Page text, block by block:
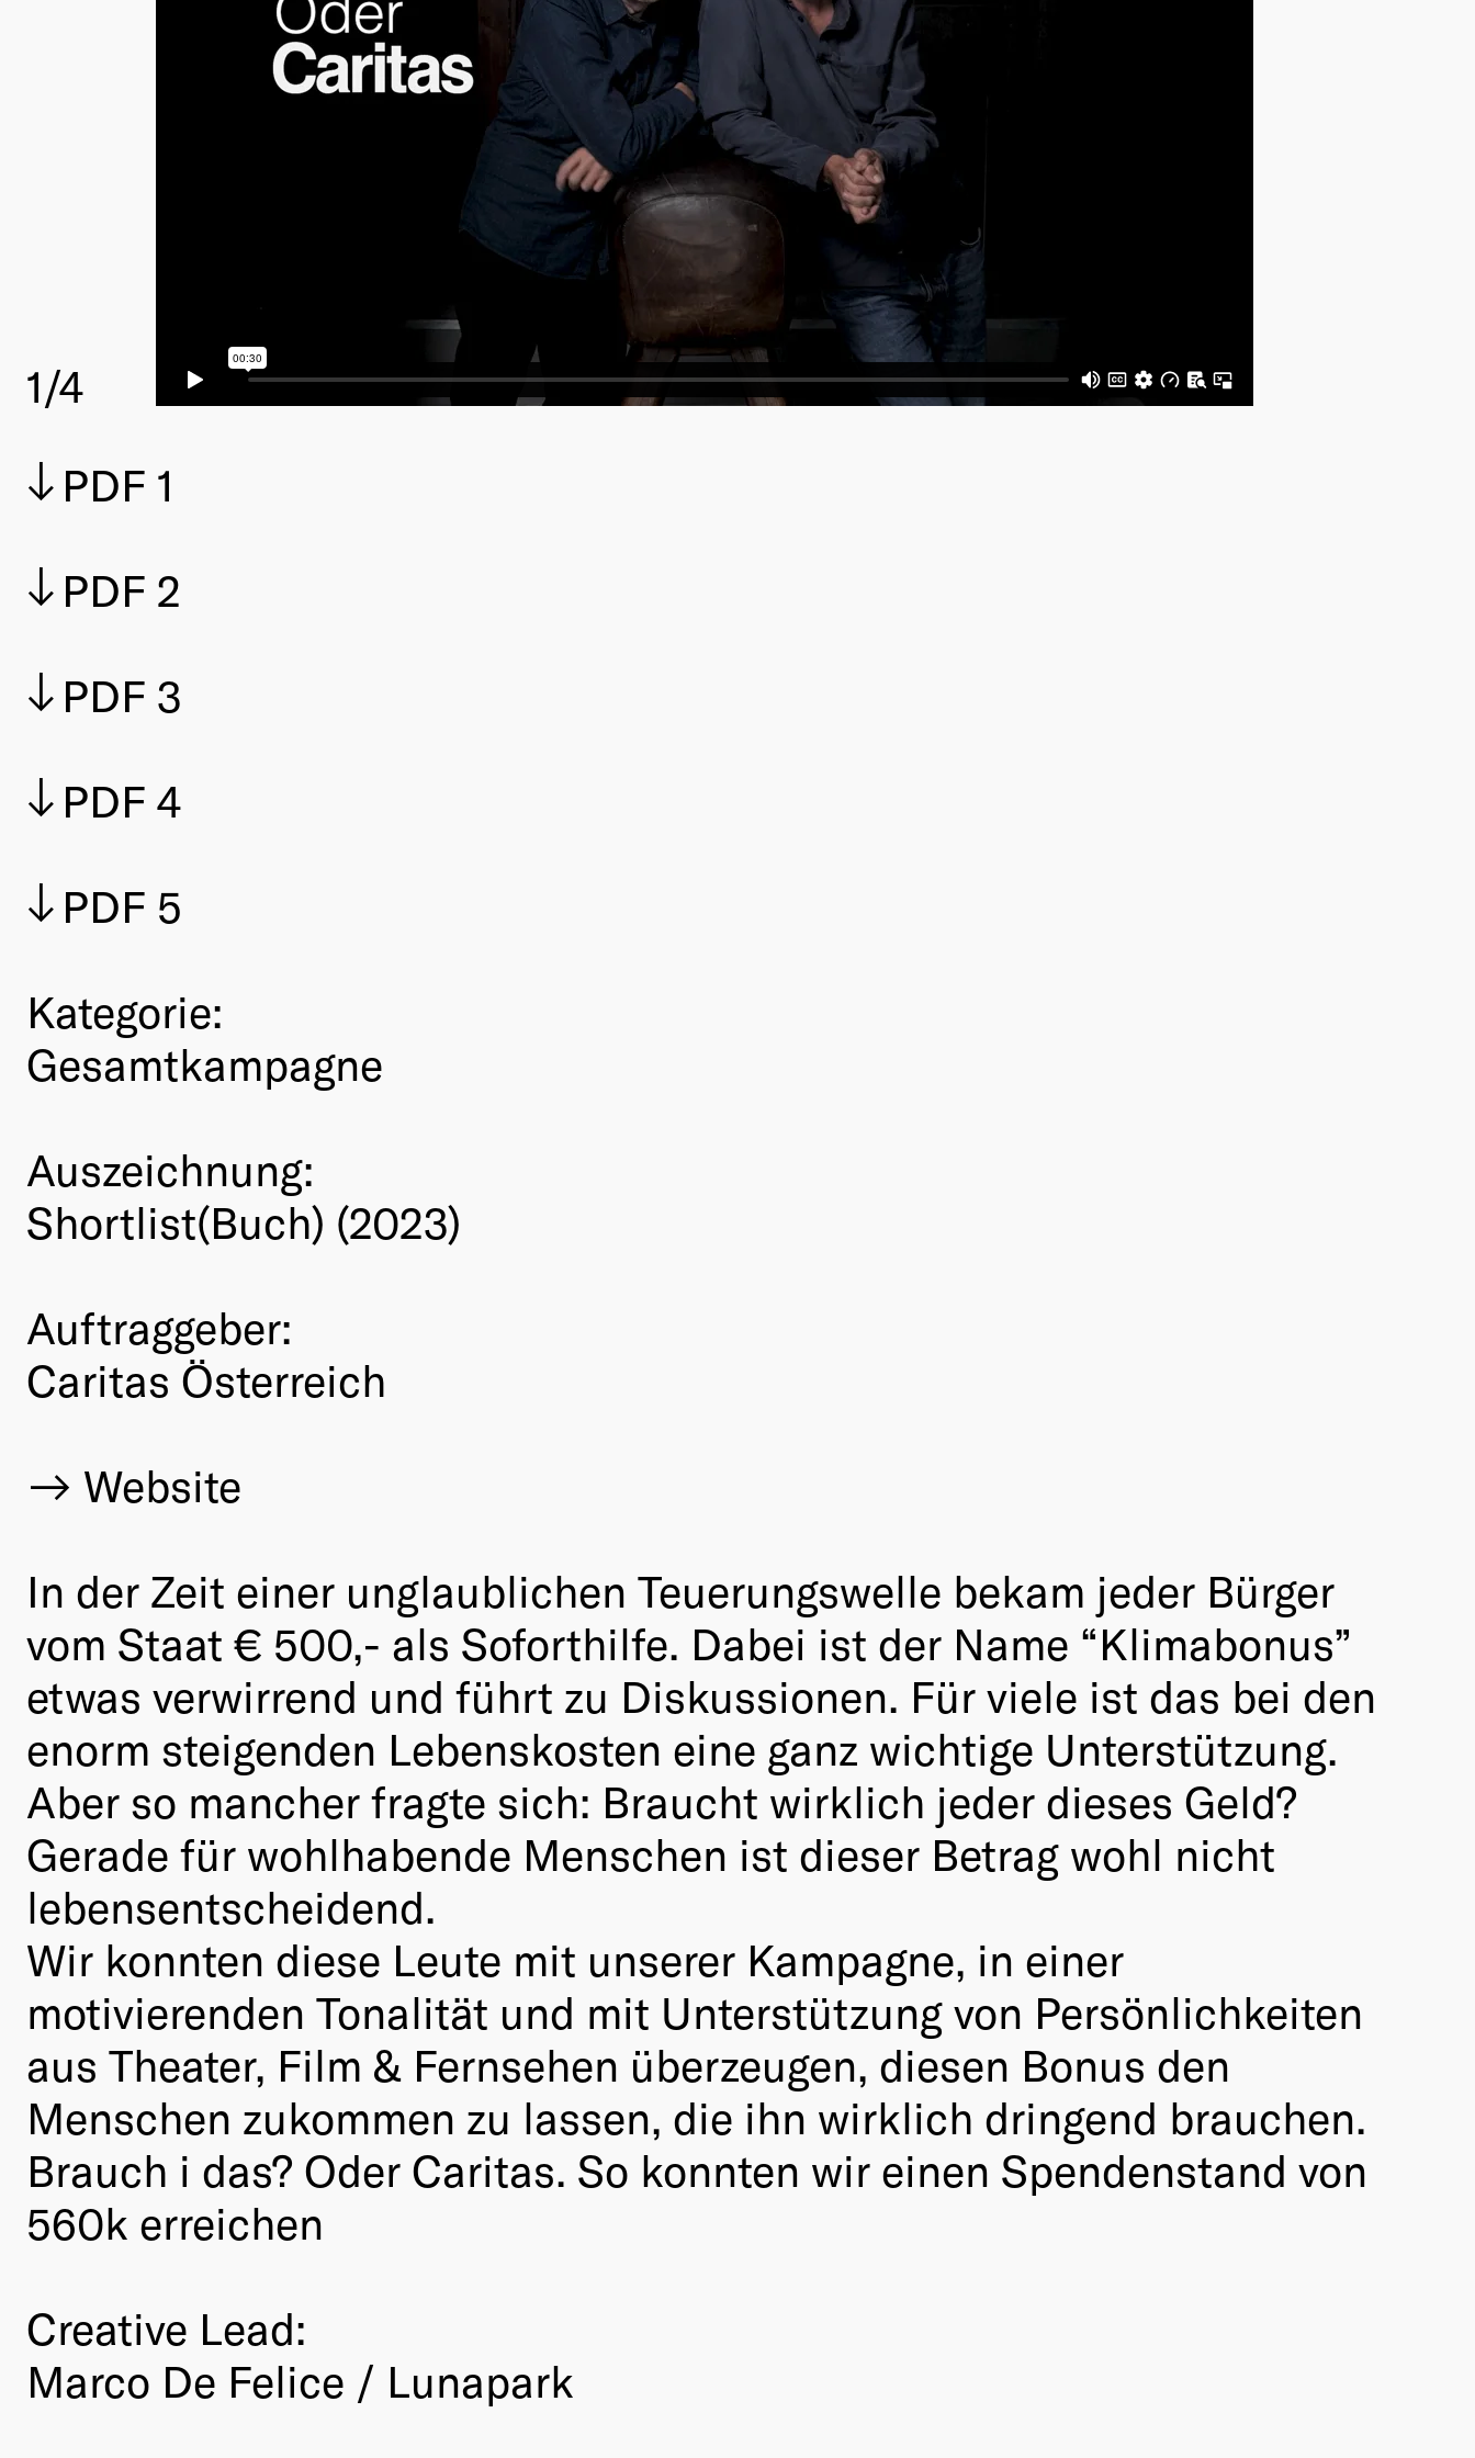
1/4
PDF 1
PDF 2
PDF 3
PDF 4
PDF 5
Kategorie:
Gesamtkampagne
Auszeichnung:
Shortlist(Buch) (2023)
Auftraggeber:
Caritas Österreich
Website
In der Zeit einer unglaublichen Teuerungswelle bekam jeder Bürger
vom Staat € 500,- als Soforthilfe. Dabei ist der Name “Klimabonus”
etwas verwirrend und führt zu Diskussionen. Für viele ist das bei den
enorm steigenden Lebenskosten eine ganz wichtige Unterstützung.
Aber so mancher fragte sich: Braucht wirklich jeder dieses Geld?
Gerade für wohlhabende Menschen ist dieser Betrag wohl nicht
lebensentscheidend.
Wir konnten diese Leute mit unserer Kampagne, in einer
motivierenden Tonalität und mit Unterstützung von Persönlichkeiten
aus Theater, Film & Fernsehen überzeugen, diesen Bonus den
Menschen zukommen zu lassen, die ihn wirklich dringend brauchen.
Brauch i das? Oder Caritas. So konnten wir einen Spendenstand von
560k erreichen
Creative Lead:
Marco De Felice / Lunapark